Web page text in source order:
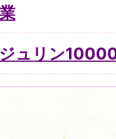
ュリン